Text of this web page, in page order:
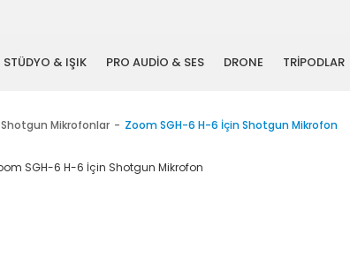
STÜDYO & IŞIK PRO AUDİO & SES DRONE TRİPODLAR
Shotgun Mikrofonlar Zoom SGH-6 H-6 İçin Shotgun Mikrofon